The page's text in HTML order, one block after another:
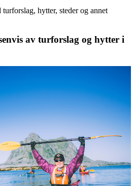
turforslag, hytter, steder og annet
av turforslag og hytter i